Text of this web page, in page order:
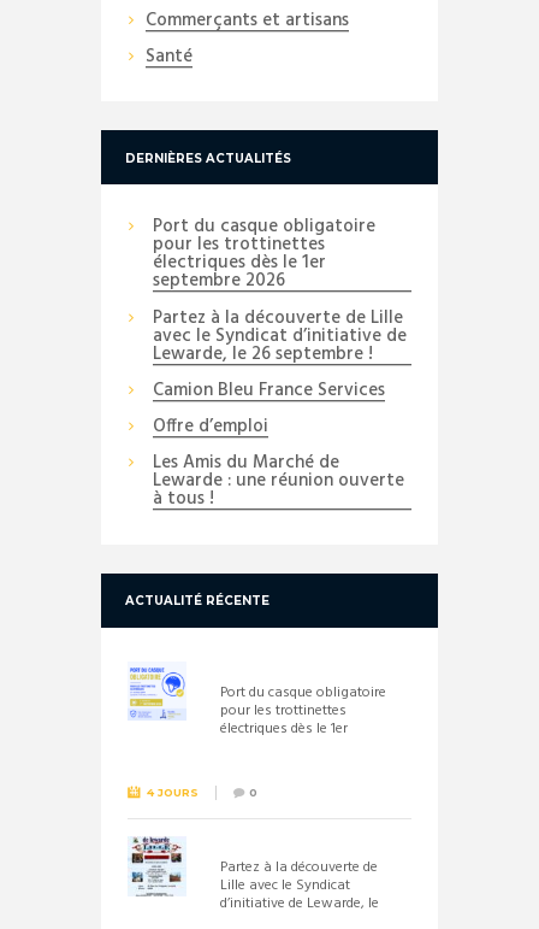
Commerçants et artisans
Santé
DERNIÈRES ACTUALITÉS
Port du casque obligatoire
pour les trottinettes
électriques dès le 1er
septembre 2026
Partez à la découverte de Lille
avec le Syndicat d’initiative de
Lewarde, le 26 septembre !
Camion Bleu France Services
Offre d’emploi
Les Amis du Marché de
Lewarde : une réunion ouverte
à tous !
ACTUALITÉ RÉCENTE
Port du casque obligatoire
pour les trottinettes
électriques dès le 1er
4 JOURS 0
Partez à la découverte de
Lille avec le Syndicat
d’initiative de Lewarde, le